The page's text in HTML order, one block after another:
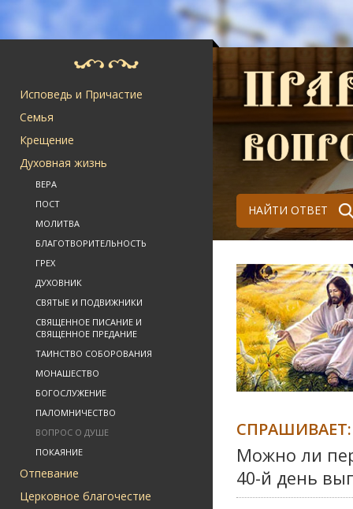
Исповедь и Причастие
Семья
Крещение
Духовная жизнь
ВЕРА
ПОСТ
МОЛИТВА
БЛАГОТВОРИТЕЛЬНОСТЬ
ГРЕХ
ДУХОВНИК
СВЯТЫЕ И ПОДВИЖНИКИ
СВЯЩЕННОЕ ПИСАНИЕ И
СВЯЩЕННОЕ ПРЕДАНИЕ
ТАИНСТВО СОБОРОВАНИЯ
МОНАШЕСТВО
БОГОСЛУЖЕНИЕ
ПАЛОМНИЧЕСТВО
ВОПРОС О ДУШЕ
ПОКАЯНИЕ
Отпевание
Церковное благочестие
НАЙТИ ОТВЕТ
СПРАШИВАЕТ:
Можно ли
40-й день